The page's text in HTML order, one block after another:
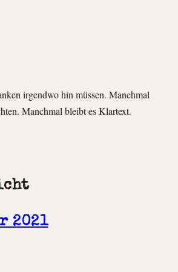
irgendwo hin müssen. Manchmal
Manchmal bleibt es Klartext.
2021